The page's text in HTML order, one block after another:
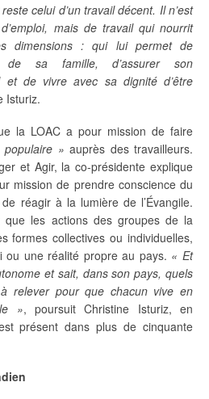
celui d’un travail décent. Il n’est
mais de travail qui nourrit
dimensions : qui lui permet de
de sa famille, d’assurer son
et de vivre avec sa dignité d’être
Isturiz.
la LOAC a pour mission de faire
populaire » auprès des travailleurs.
et Agir, la co-présidente explique
mission de prendre conscience du
réagir à la lumière de l’Évangile.
que les actions des groupes de la
formes collectives ou individuelles,
une réalité propre au pays. « Et
et sait, dans son pays, quels
relever pour que chacun vive en
», poursuit Christine Isturiz, en
présent dans plus de cinquante